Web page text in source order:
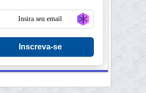
Inscreva-se